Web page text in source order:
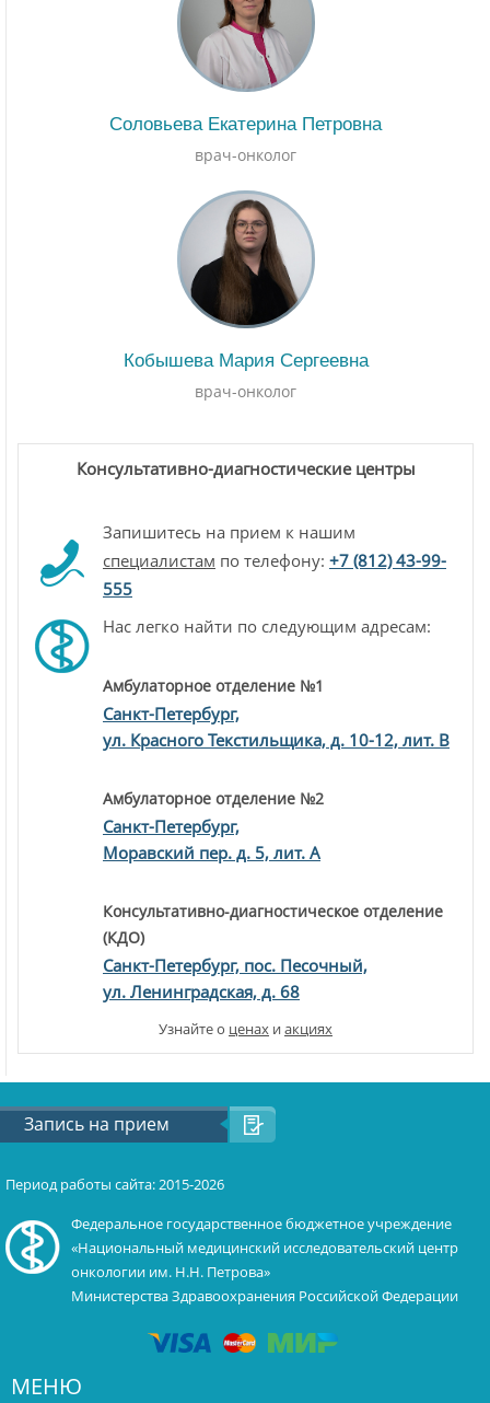
Соловьева Екатерина Петровна
врач-онколог
Кобышева Мария Сергеевна
врач-онколог
Консультативно-диагностические центры
Запишитесь на прием к нашим
специалистам по телефону: +7 (812) 43-99-
555
Нас легко найти по следующим адресам:
Амбулаторное отделение №1
Санкт-Петербург,
ул. Красного Текстильщика, д. 10-12, лит. В
Амбулаторное отделение №2
Санкт-Петербург,
Моравский пер. д. 5, лит. А
Консультативно-диагностическое отделение
(КДО)
Санкт-Петербург, пос. Песочный,
ул. Ленинградская, д. 68
Узнайте о ценах и акциях
Запись на прием
Период работы сайта: 2015-2026
Федеральное государственное бюджетное учреждение
«Национальный медицинский исследовательский центр
онкологии им. Н.Н. Петрова»
Министерства Здравоохранения Российской Федерации
МЕНЮ